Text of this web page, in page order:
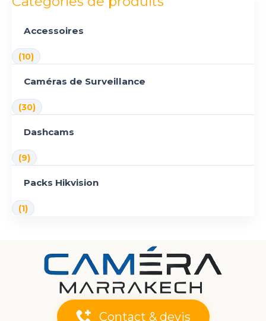
Accessoires
(10)
Caméras de Surveillance
(30)
Dashcams
(9)
Packs Hikvision
(1)
Contact & devis